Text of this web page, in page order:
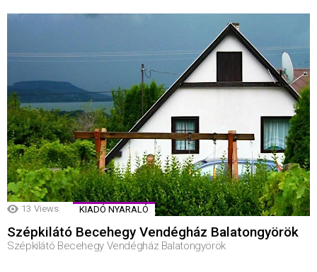
13 Views KIADÓ NYARALÓ
Szépkilátó Becehegy Vendégház Balatongyörök
Szépkilátó Becehegy Vendégház Balatongyörök